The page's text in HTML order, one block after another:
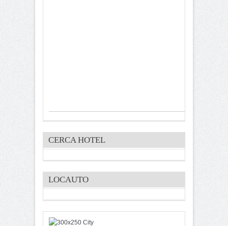
CERCA HOTEL
LOCAUTO